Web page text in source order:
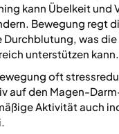
kann Übelkeit und
Bewegung regt
Durchblutung, was
unterstützen kann.
oft
auf den Magen-
Aktivität auch